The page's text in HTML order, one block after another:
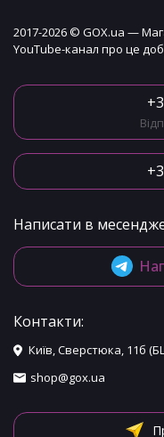
2017-2026 © GOX.ua —
YouTube-канал про це
Написати в
Контакти:
Київ, Сверстюка, 11б
shop@gox.ua